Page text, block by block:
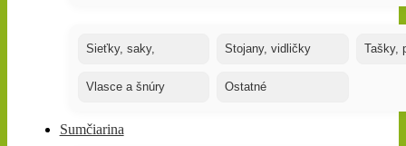
Sieťky, saky, Stojany, vidličky Tašky,
Vlasce a šnúry Ostatné
Sumčiarina